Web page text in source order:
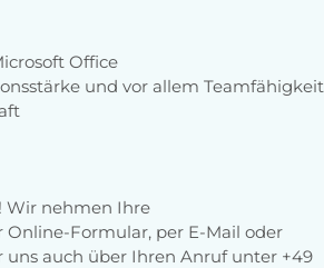
Office
und vor allem Teamfähigkeit
Wir nehmen Ihre
Formular, per E-Mail oder
auch über Ihren Anruf unter +49